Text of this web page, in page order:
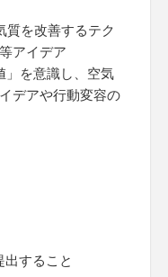
質を改善するテク
アイデア
」を意識し、空気
デアや行動変容の
すること